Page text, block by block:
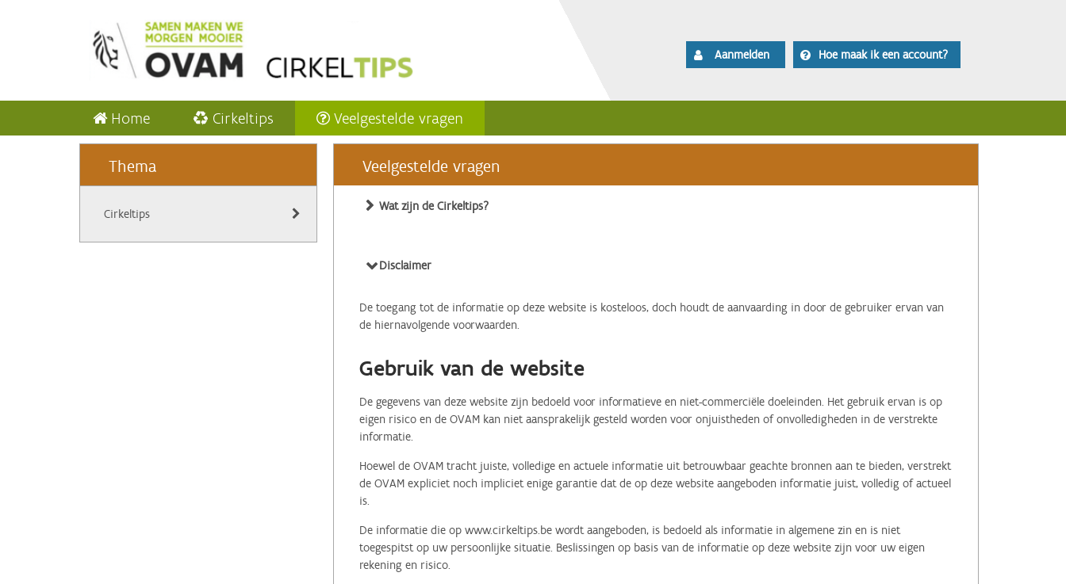
Aanmelden Hoe maak ik een account?
Home Cirkeltips Veelgestelde vragen
Thema
Cirkeltips
Veelgestelde vragen
Wat zijn de Cirkeltips?
Disclaimer
De toegang tot de informatie op deze website is kosteloos, doch houdt de aanvaarding in door de gebruiker ervan van
de hiernavolgende voorwaarden.
Gebruik van de website
De gegevens van deze website zijn bedoeld voor informatieve en niet-commerciële doeleinden. Het gebruik ervan is op
eigen risico en de OVAM kan niet aansprakelijk gesteld worden voor onjuistheden of onvolledigheden in de verstrekte
informatie.
Hoewel de OVAM tracht juiste, volledige en actuele informatie uit betrouwbaar geachte bronnen aan te bieden, verstrekt
de OVAM expliciet noch impliciet enige garantie dat de op deze website aangeboden informatie juist, volledig of actueel
is.
De informatie die op www.cirkeltips.be wordt aangeboden, is bedoeld als informatie in algemene zin en is niet
toegespitst op uw persoonlijke situatie. Beslissingen op basis van de informatie op deze website zijn voor uw eigen
rekening en risico.